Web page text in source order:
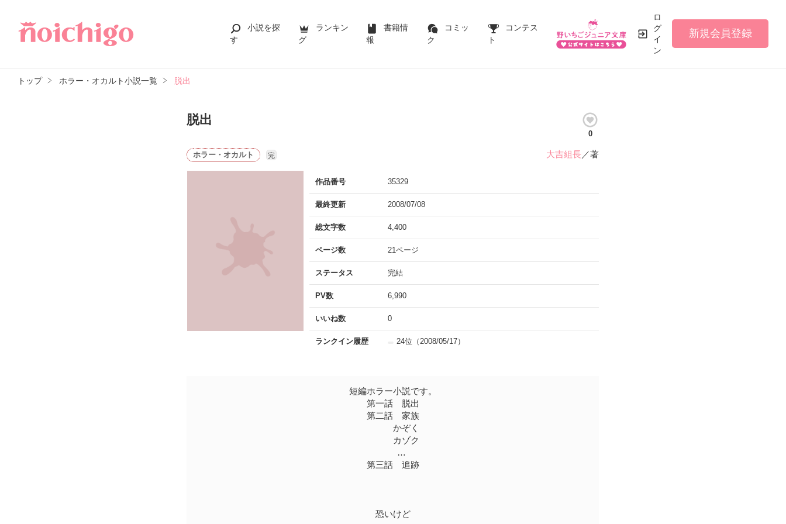
小説を探
す
ランキン
グ
書籍情
報
コミッ
ク
コンテス
ト
ロ
グ
イ
ン
新規会員登録
トップ ホラー・オカルト小説一覧 脱出
脱出
0
ホラー・オカルト 完 大吉組長／著
作品番号 35329
最終更新 2008/07/08
総文字数 4,400
ページ数 21ページ
ステータス 完結
PV数 6,990
いいね数 0
ランクイン履歴 24位（2008/05/17）
短編ホラー小説です。
第一話 脱出
第二話 家族
かぞく
カゾク
…
第三話 追跡
恐いけど